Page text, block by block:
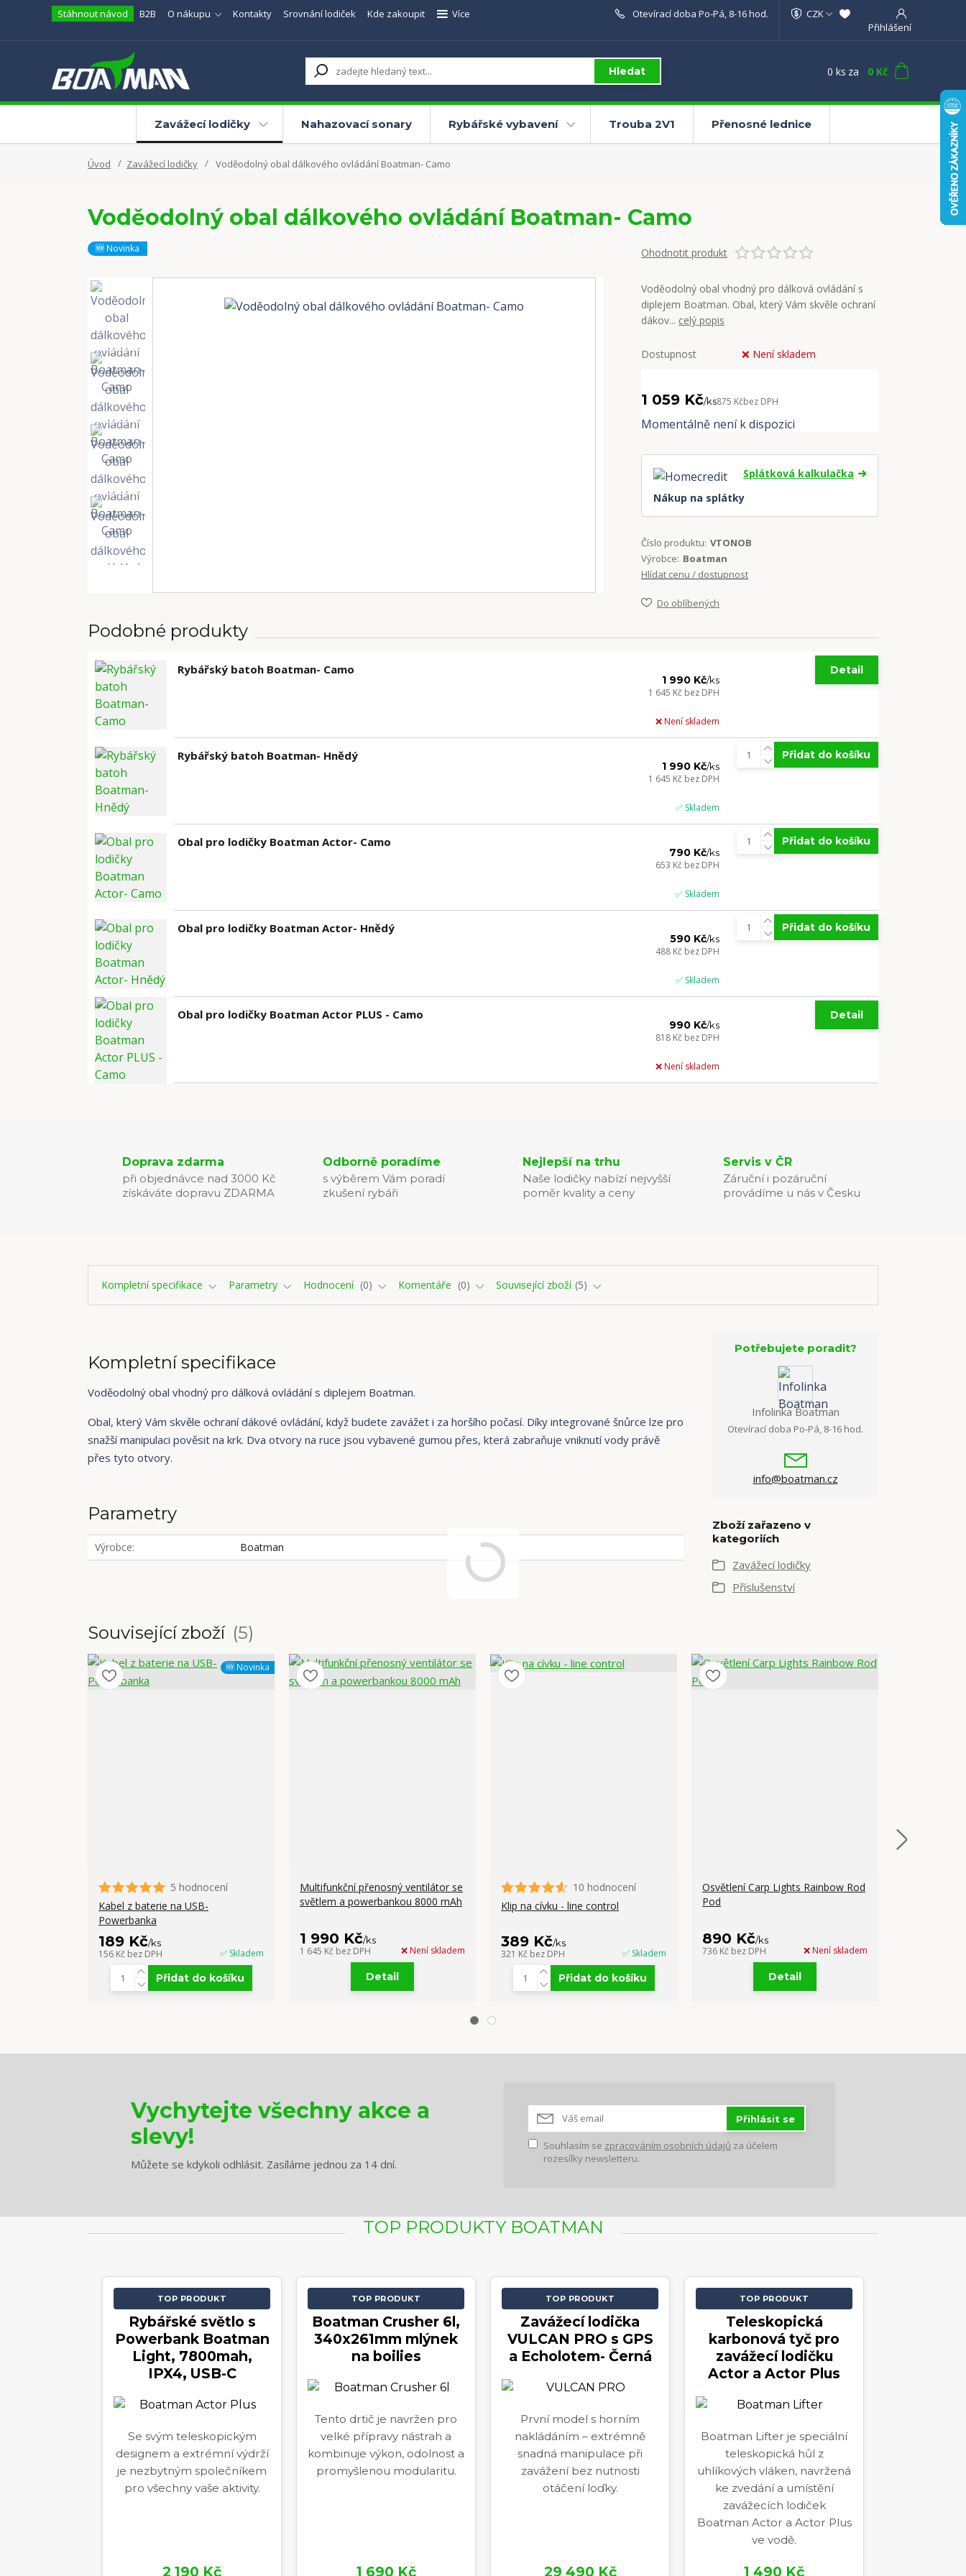
Stáhnout návod B2B O nákupu Kontakty Srovnání lodiček Kde zakoupit Více
CZK
Přihlášení
Hledat
Otevírací doba Po-Pá, 8-16 hod.
0 ks za 0 Kč
Zavážecí lodičky Nahazovací sonary Rybářské vybavení Trouba 2V1 Přenosné lednice
Úvod Zavážecí lodičky Voděodolný obal dálkového ovládání Boatman- Camo
Voděodolný obal dálkového ovládání Boatman- Camo
🆕 Novinka Ohodnotit produkt
Voděodolný obal vhodný pro dálková ovládání s
diplejem Boatman. Obal, který Vám skvěle ochraní
dákov... celý popis
Dostupnost ❌ Není skladem
1 059 Kč/ks875 Kčbez DPH
Momentálně není k dispozici
Splátková kalkulačka
Nákup na splátky
Číslo produktu: VTONOB
Výrobce: Boatman
Hlídat cenu / dostupnost
Do oblíbených
Podobné produkty
Rybářský batoh Boatman- Camo
1 990 Kč/ks
1 645 Kč bez DPH
❌ Není skladem
Detail
Rybářský batoh Boatman- Hnědý
1 990 Kč/ks
1 645 Kč bez DPH
✅ Skladem
Přidat do košíku
Obal pro lodičky Boatman Actor- Camo
790 Kč/ks
653 Kč bez DPH
✅ Skladem
Přidat do košíku
Obal pro lodičky Boatman Actor- Hnědý
590 Kč/ks
488 Kč bez DPH
✅ Skladem
Přidat do košíku
Obal pro lodičky Boatman Actor PLUS - Camo
990 Kč/ks
818 Kč bez DPH
❌ Není skladem
Detail
Doprava zdarma
při objednávce nad 3000 Kč
získáváte dopravu ZDARMA
Odborně poradíme
s výběrem Vám poradí
zkušení rybáři
Nejlepší na trhu
Naše lodičky nabízí nejvyšší
poměr kvality a ceny
Servis v ČR
Záruční i pozáruční
provádíme u nás v Česku
Kompletní specifikace Parametry Hodnocení 0 Komentáře 0 Související zboží 5
Kompletní specifikace
Voděodolný obal vhodný pro dálková ovládání s diplejem Boatman.
Obal, který Vám skvěle ochraní dákové ovládání, když budete zavážet i za horšího počasí. Díky integrované šnůrce lze pro
snažší manipulaci pověsit na krk. Dva otvory na ruce jsou vybavené gumou přes, která zabraňuje vniknutí vody právě
přes tyto otvory.
Parametry
Výrobce Boatman
Potřebujete poradit?
Infolinka Boatman
Otevírací doba Po-Pá, 8-16 hod.
info@boatman.cz
Zboží zařazeno v
kategoriích
Zavážecí lodičky
Příslušenství
Související zboží 5
🆕 Novinka
5 hodnocení
Kabel z baterie na USB-
Powerbanka
189 Kč/ks
156 Kč bez DPH ✅ Skladem
Přidat do košíku
Multifunkční přenosný ventilátor se
světlem a powerbankou 8000 mAh
1 990 Kč/ks
1 645 Kč bez DPH ❌ Není skladem
Detail
10 hodnocení
Klip na cívku - line control
389 Kč/ks
321 Kč bez DPH ✅ Skladem
Přidat do košíku
Osvětlení Carp Lights Rainbow Rod
Pod
890 Kč/ks
736 Kč bez DPH ❌ Není skladem
Detail
Vychytejte všechny akce a
slevy!
Můžete se kdykoli odhlásit. Zasíláme jednou za 14 dní.
Přihlásit se
Souhlasím se zpracováním osobních údajů za účelem
rozesílky newsletteru.
TOP PRODUKTY BOATMAN
TOP PRODUKT
Rybářské světlo s
Powerbank Boatman
Light, 7800mah,
IPX4, USB-C
Se svým teleskopickým
designem a extrémní výdrží
je nezbytným společníkem
pro všechny vaše aktivity.
2 190 Kč
TOP PRODUKT
Boatman Crusher 6l,
340x261mm mlýnek
na boilies
Tento drtič je navržen pro
velké přípravy nástrah a
kombinuje výkon, odolnost a
promyšlenou modularitu.
1 690 Kč
TOP PRODUKT
Zavážecí lodička
VULCAN PRO s GPS
a Echolotem- Černá
První model s horním
nakládáním – extrémně
snadná manipulace při
zavážení bez nutnosti
otáčení loďky.
29 490 Kč
TOP PRODUKT
Teleskopická
karbonová tyč pro
zavážecí lodičku
Actor a Actor Plus
Boatman Lifter je speciální
teleskopická hůl z
uhlíkových vláken, navržená
ke zvedání a umístění
zavážecích lodiček
Boatman Actor a Actor Plus
ve vodě.
1 490 Kč